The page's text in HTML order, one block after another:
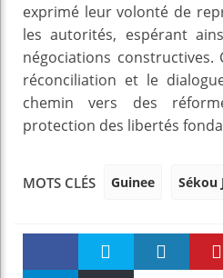
exprimé leur volonté de
les autorités, espérant
négociations constructives.
réconciliation et le
chemin vers des
protection des libertés
MOTS CLÉS Guinee Sékou